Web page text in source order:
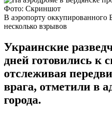
Фото: Скриншот
В аэропорту оккупированного
несколько взрывов
Украинские
дней готовились к
отслеживая
врага, отметили в
города.